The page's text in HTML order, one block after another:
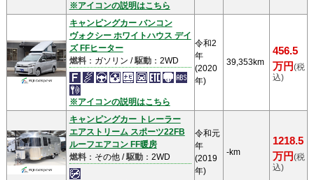
※アイコンの説明はこちら
キャンピングカー バンコン
ヴォクシー ホワイトハウス デイ
ズ FFヒーター
燃料：ガソリン /駆動：2WD
※アイコンの説明はこちら
令和2
年
(2020
年)
39,353km
456.5
万円(税
込)
キャンピングカー トレーラー
エアストリーム スポーツ22FB
ルーフエアコン FF暖房
燃料：その他 /駆動：2WD
令和元
年
(2019
年)
-km
1218.5
万円(税
込)